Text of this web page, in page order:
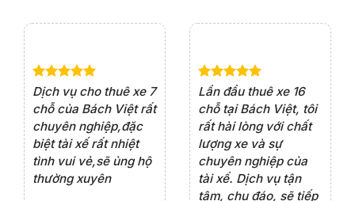
Dịch vụ cho thuê xe 7
chỗ của Bách Việt rất
chuyên nghiệp,đặc
biệt tài xế rất nhiệt
tình vui vẻ,sẽ ủng hộ
thường xuyên
Lần đầu thuê xe 16
chỗ tại Bách Việt, tôi
rất hài lòng với chất
lượng xe và sự
chuyên nghiệp của
tài xế. Dịch vụ tận
tâm, chu đáo, sẽ tiếp